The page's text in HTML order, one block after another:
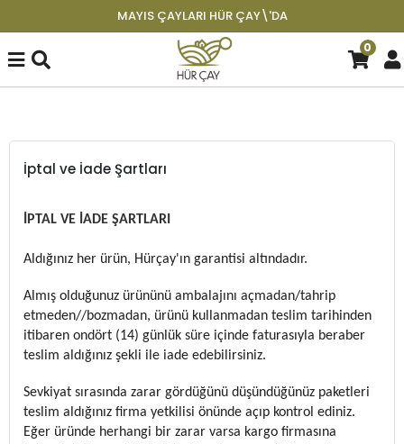
MAYIS ÇAYLARI HÜR ÇAY\'DA
0
İptal ve İade Şartları
İPTAL VE İADE ŞARTLARI
Aldığınız her ürün, Hürçay'ın garantisi altındadır.
Almış olduğunuz ürününü ambalajını açmadan/tahrip
etmeden//bozmadan, ürünü kullanmadan teslim tarihinden
itibaren ondört (14) günlük süre içinde faturasıyla beraber
teslim aldığınız şekli ile iade edebilirsiniz.
Sevkiyat sırasında zarar gördüğünü düşündüğünüz paketleri
teslim aldığınız firma yetkilisi önünde açıp kontrol ediniz.
Eğer üründe herhangi bir zarar varsa kargo firmasına